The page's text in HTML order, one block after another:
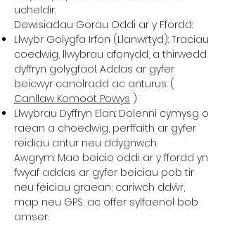
ucheldir.
Dewisiadau Gorau Oddi ar y Ffordd:
Llwybr Golygfa Irfon (Llanwrtyd): Traciau
coedwig, llwybrau afonydd, a thirwedd
dyffryn golygfaol. Addas ar gyfer
beicwyr canolradd ac anturus. (
Canllaw Komoot Powys )
Llwybrau Dyffryn Elan: Dolenni cymysg o
raean a choedwig, perffaith ar gyfer
reidiau antur neu ddygnwch.
Awgrym: Mae beicio oddi ar y ffordd yn
fwyaf addas ar gyfer beiciau pob tir
neu feiciau graean; cariwch ddŵr,
map neu GPS, ac offer sylfaenol bob
amser.